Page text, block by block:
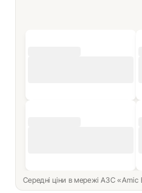
Середні ціни в мережі АЗС «Amic